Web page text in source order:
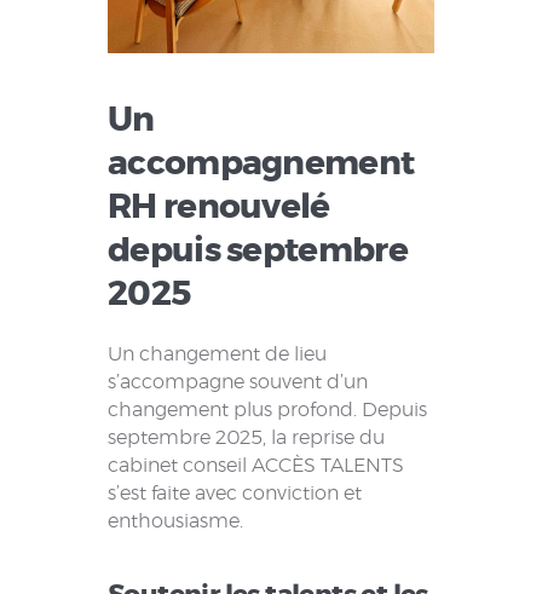
Un
accompagnement
RH renouvelé
depuis septembre
2025
Un changement de lieu
s’accompagne souvent d’un
changement plus profond. Depuis
septembre 2025, la reprise du
cabinet conseil ACCÈS TALENTS
s’est faite avec conviction et
enthousiasme.